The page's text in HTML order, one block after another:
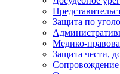
Защита по
Медико-
Защита чести,
Сопровождение